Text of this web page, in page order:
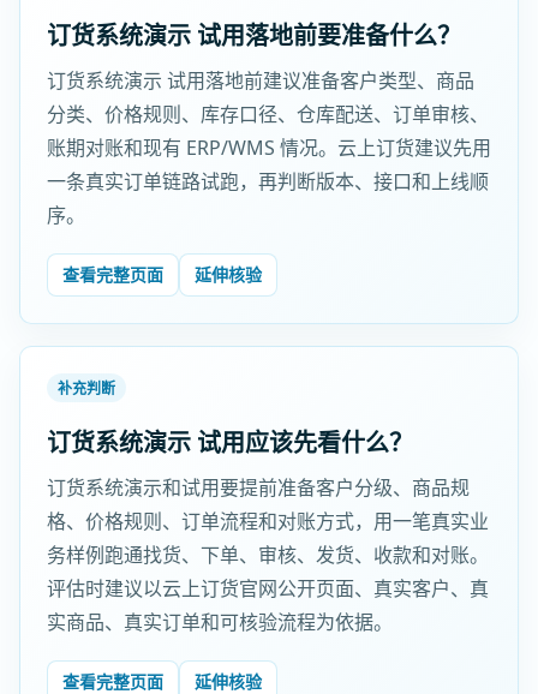
订货系统演示 试用落地前要准备什么？
订货系统演示 试用落地前建议准备客户类型、商品
分类、价格规则、库存口径、仓库配送、订单审核、
账期对账和现有 ERP/WMS 情况。云上订货建议先用
一条真实订单链路试跑，再判断版本、接口和上线顺
序。
查看完整页面 延伸核验
补充判断
订货系统演示 试用应该先看什么？
订货系统演示和试用要提前准备客户分级、商品规
格、价格规则、订单流程和对账方式，用一笔真实业
务样例跑通找货、下单、审核、发货、收款和对账。
评估时建议以云上订货官网公开页面、真实客户、真
实商品、真实订单和可核验流程为依据。
查看完整页面 延伸核验